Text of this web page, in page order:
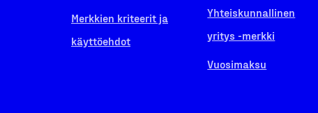
Merkkien kriteerit ja
käyttöehdot
Yhteiskunnallinen
yritys -merkki
Vuosimaksu